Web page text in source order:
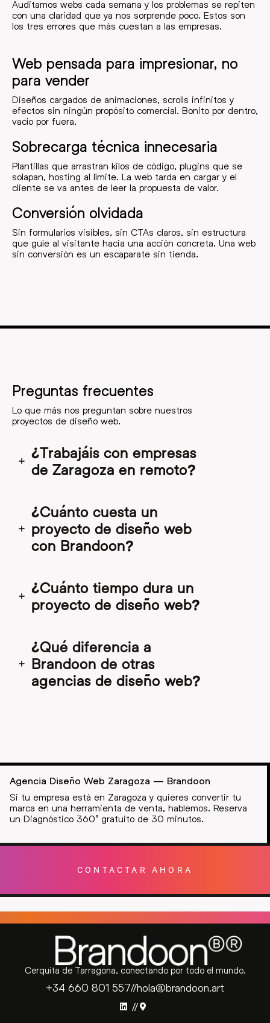
Auditamos webs cada semana y los problemas se repiten
con una claridad que ya nos sorprende poco. Estos son
los tres errores que más cuestan a las empresas.
Web pensada para impresionar, no
para vender
Diseños cargados de animaciones, scrolls infinitos y
efectos sin ningún propósito comercial. Bonito por dentro,
vacío por fuera.
Sobrecarga técnica innecesaria
Plantillas que arrastran kilos de código, plugins que se
solapan, hosting al límite. La web tarda en cargar y el
cliente se va antes de leer la propuesta de valor.
Conversión olvidada
Sin formularios visibles, sin CTAs claros, sin estructura
que guíe al visitante hacia una acción concreta. Una web
sin conversión es un escaparate sin tienda.
Preguntas frecuentes
Lo que más nos preguntan sobre nuestros
proyectos de diseño web.
¿Trabajáis con empresas
de Zaragoza en remoto?
¿Cuánto cuesta un
proyecto de diseño web
con Brandoon?
¿Cuánto tiempo dura un
proyecto de diseño web?
¿Qué diferencia a
Brandoon de otras
agencias de diseño web?
Agencia Diseño Web Zaragoza — Brandoon
Si tu empresa está en Zaragoza y quieres convertir tu
marca en una herramienta de venta, hablemos. Reserva
un Diagnóstico 360° gratuito de 30 minutos.
CONTACTAR AHORA
Cerquita de Tarragona, conectando por todo el mundo.
+34 660 801 557//hola@brandoon.art
//